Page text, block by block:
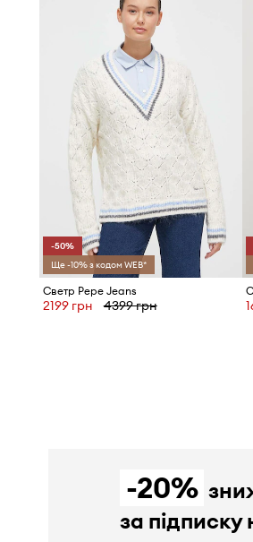
-50%
Ще -10% з кодом WEB*
Светр Pepe Jeans
2199 грн 4399 грн
-20%
за